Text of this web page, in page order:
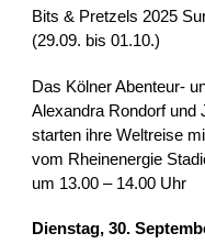
Bits & Pretzels 2025
(29.09. bis 01.10.)
Das Kölner Abenteur-
Alexandra Rondorf und
starten ihre Weltreise
vom Rheinenergie
um 13.00 – 14.00 Uhr
Dienstag, 30.